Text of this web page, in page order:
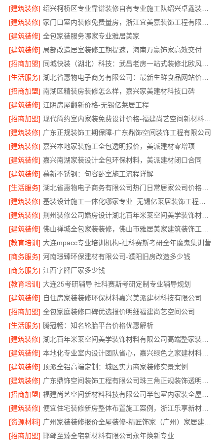
[建筑装修]
绍兴柯桥区专业靠谱装修自有专业施工队绍兴卓鑫装饰材料有限公司
[建筑装修]
[建筑装修] 全包家装服务哪家专业雅居美家
[建筑装修] 局部改造居室装修工期提速，海南万赢饰家高效交付
[招商加盟]
[生活服务]
湖北省惠物电子商务有限公司：最新生鲜食品网站价格更新
[招商加盟] 南湖区精装房装修怎么样，嘉兴家美建材科技口碑
[建筑装修] 江阴房屋翻新价格-无锡亿莱居工程
[招商加盟]
现代简约室内家装免费设计价格-福建尚艺空间新材料科技有限公司
[建筑装修] 广东正规装饰工期保障-广东鼎饰空间装饰工程有限公司
[建筑装修] 嘉兴本地家装施工全包透明报价，美派建材零增项
[建筑装修] 嘉兴南湖家装设计全包环保材料，美派建材闭口合同
[建筑装修] 慕新不锈钢：句容卧室施工流程详解
[生活服务]
湖北省惠物电子商务有限公司热门日常居家公司价格分析
[建筑装修]
基装设计施工一体化哪家专业_无锡亿莱居装饰工程材料有限公司
[建筑装修]
荆州装修公司婚房设计湖北百年米莱空间美学装饰材料有限公司
[建筑装修]
[教育培训] 大连mpacc专业培训机构-社科赛斯考研全年魔鬼集训营
[商务服务] 河南璟臻环保建材有限公司-濮阳旧房改造多少钱
[商务服务] 江西字牌厂家多少钱
[教育培训] 大连25考研辅导 社科赛斯考研定制专业辅导规划
[建筑装修] 自住房家装装修环保材料嘉兴美派建材科技有限公司
[招商加盟] 全包家庭装修口碑优选报价明细福建尚艺空间公司
[生活服务] 腾冠畅：知名轮胎平台价格优惠解析
[建筑装修]
湖北百年米莱空间美学装饰材料有限公司高端整家装修老房翻新
[建筑装修]
本地化专业室内设计团队省心，嘉兴绿色之家建材科技有限公司全程托管
[建筑装修] 顶派全铝高端定制：城区实力商家装修实景案例
[建筑装修]
[招商加盟]
[建筑装修]
便宜住宅装修新房整体布置施工案例，浙江乐享新材料有限公司为您详解
[资源材料]
广州家装装修报价全屋装修-精匠饰家（广州）家居建材有限公司
[招商加盟] 邯郸至臻全宅新材料有限公司永年焕新专业